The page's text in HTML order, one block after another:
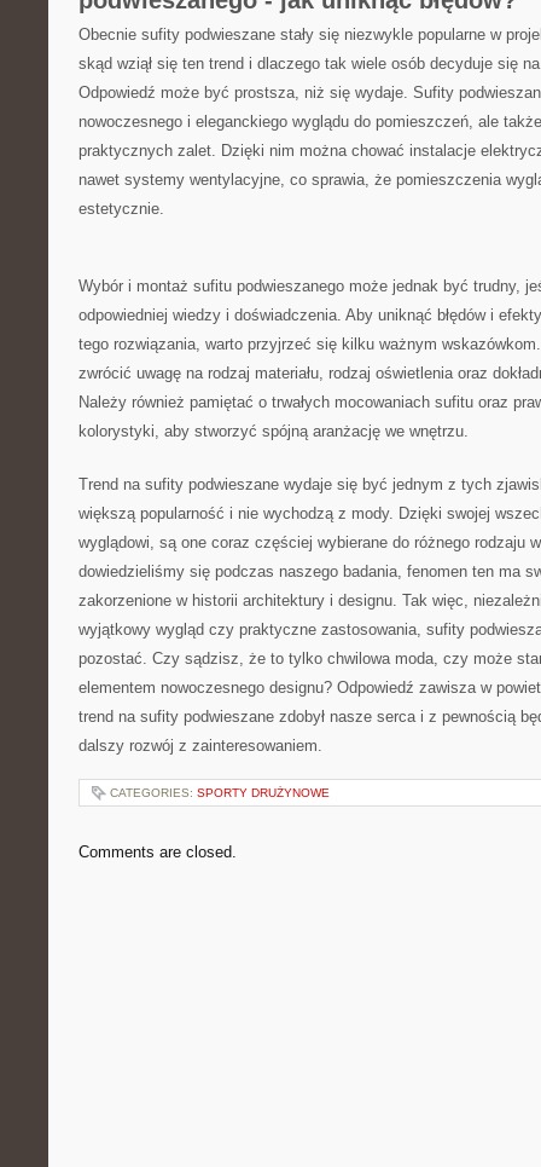
Obecnie ⁤sufity​ podwieszane stały się niezwykle ​popularne w
skąd wziął się ten⁣ trend i dlaczego tak wiele osób⁤ decyduje ⁢się‌
Odpowiedź może być prostsza, niż ⁢się wydaje. Sufity​
nowoczesnego⁢ i eleganckiego wyglądu do pomieszczeń, ale
praktycznych zalet. Dzięki nim można chować instalacje
nawet systemy wentylacyjne, co sprawia, że‌ pomieszczenia
estetycznie.
Wybór i montaż sufitu ⁢podwieszanego może jednak być trudny,‍
odpowiedniej wiedzy ⁣i doświadczenia. Aby uniknąć błędów i
tego rozwiązania, warto przyjrzeć się kilku ważnym​
zwrócić⁤ uwagę na rodzaj materiału, rodzaj oświetlenia oraz
⁢Należy również pamiętać o trwałych mocowaniach sufitu oraz
kolorystyki, aby stworzyć spójną aranżację we ‌wnętrzu.
Trend na sufity podwieszane​ wydaje się być jednym⁣ z tych
większą​ popularność i‌ nie‍ wychodzą z mody. Dzięki swojej
wyglądowi, są one coraz częściej⁢ wybierane do‌ różnego rodzaju
dowiedzieliśmy się podczas naszego badania, fenomen ten ma
zakorzenione w historii architektury ​i designu. Tak więc,
wyjątkowy wygląd czy ⁤praktyczne zastosowania, sufity
pozostać. Czy sądzisz, że to tylko chwilowa moda, czy może⁣
elementem nowoczesnego designu? Odpowiedź zawisza w
trend ‍na sufity podwieszane zdobył‌ nasze⁣ serca i z pewnością
dalszy rozwój z ⁣zainteresowaniem.
CATEGORIES: SPORTY DRUŻYNOWE
Comments are closed.